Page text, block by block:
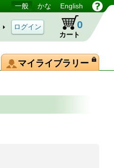
一般 かな English
カート
0
マイライブラリー